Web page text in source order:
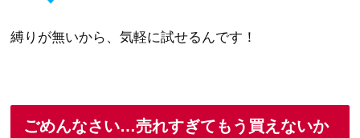
縛りが無いから、気軽に試せるんです！
ごめんなさい…売れすぎてもう買えないか